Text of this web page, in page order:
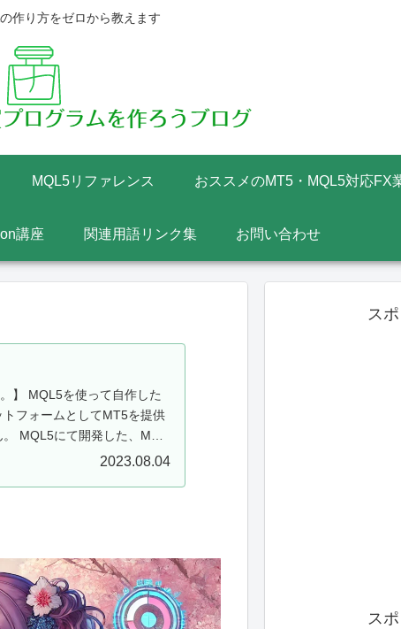
作り方をゼロから教えます
MQL5リファレンス おススメのMT5・MQL5対応FX
講座 関連用語リンク集 お問い合わせ
】 MQL5を使って自作した
フォームとしてMT5を提供
MQL5にて開発した、MT5
2023.08.04
ス
ス